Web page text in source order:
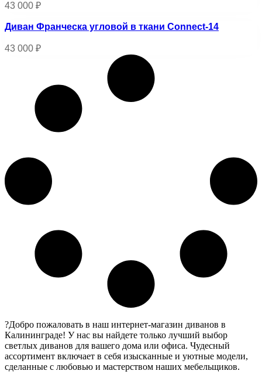
43 000 ₽
Диван Франческа угловой в ткани Connect-14
43 000 ₽
?Добро пожаловать в наш интернет-магазин диванов в
Калининграде! У нас вы найдете только лучший выбор
светлых диванов для вашего дома или офиса. Чудесный
ассортимент включает в себя изысканные и уютные модели,
сделанные с любовью и мастерством наших мебельщиков.